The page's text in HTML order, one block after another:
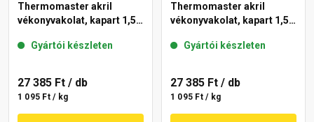
Thermomaster akril
vékonyvakolat, kapart 1,5
Gyártói készleten
27 385 Ft / db
1 095 Ft / kg
Thermomaster akril
vékonyvakolat, kapart 1,5
Gyártói készleten
27 385 Ft / db
1 095 Ft / kg